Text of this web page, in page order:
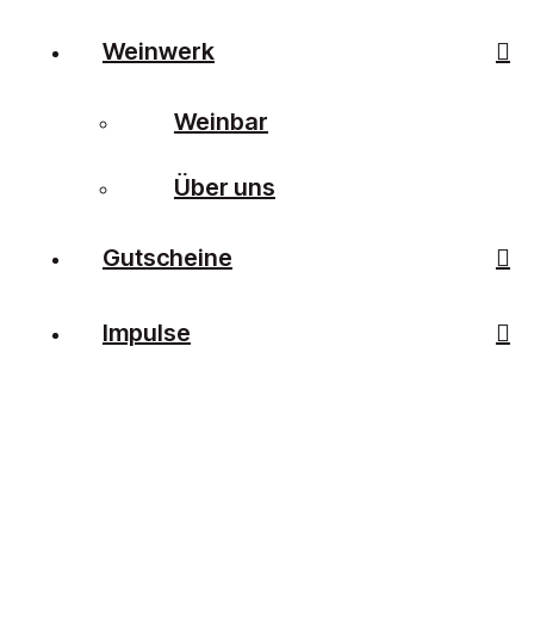
Weinwerk
Weinbar
Über uns
Gutscheine
Impulse